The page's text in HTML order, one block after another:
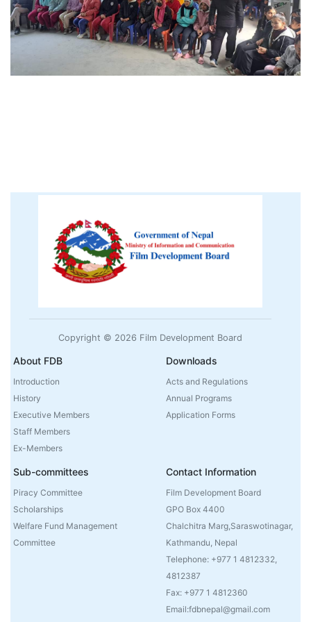
Copyright © 2026 Film Development Board
About FDB
Introduction
History
Executive Members
Staff Members
Ex-Members
Downloads
Acts and Regulations
Annual Programs
Application Forms
Sub-committees
Piracy Committee
Scholarships
Welfare Fund Management
Committee
Contact Information
Film Development Board
GPO Box 4400
Chalchitra Marg,Saraswotinagar,
Kathmandu, Nepal
Telephone: +977 1 4812332,
4812387
Fax: +977 1 4812360
Email:fdbnepal@gmail.com